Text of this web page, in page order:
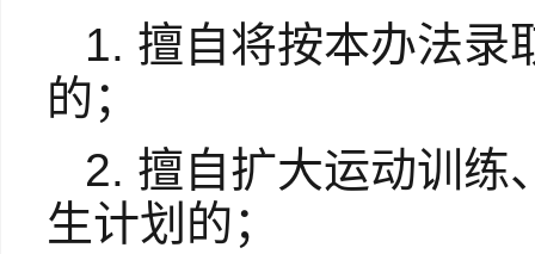
1. 擅自将按本办法录
的；
2. 擅自扩大运动训练
生计划的；